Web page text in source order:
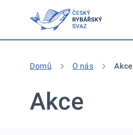
Domů O nás Akce
Akce